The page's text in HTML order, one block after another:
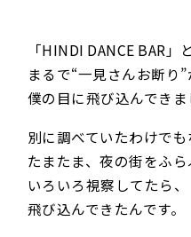
「HINDI DANCE BAR」
まるで“一見さんお断り
僕の目に飛び込んできま
別に調べていたわけでも
たまたま、夜の街をふ
いろいろ視察してたら、
飛び込んできたんです。